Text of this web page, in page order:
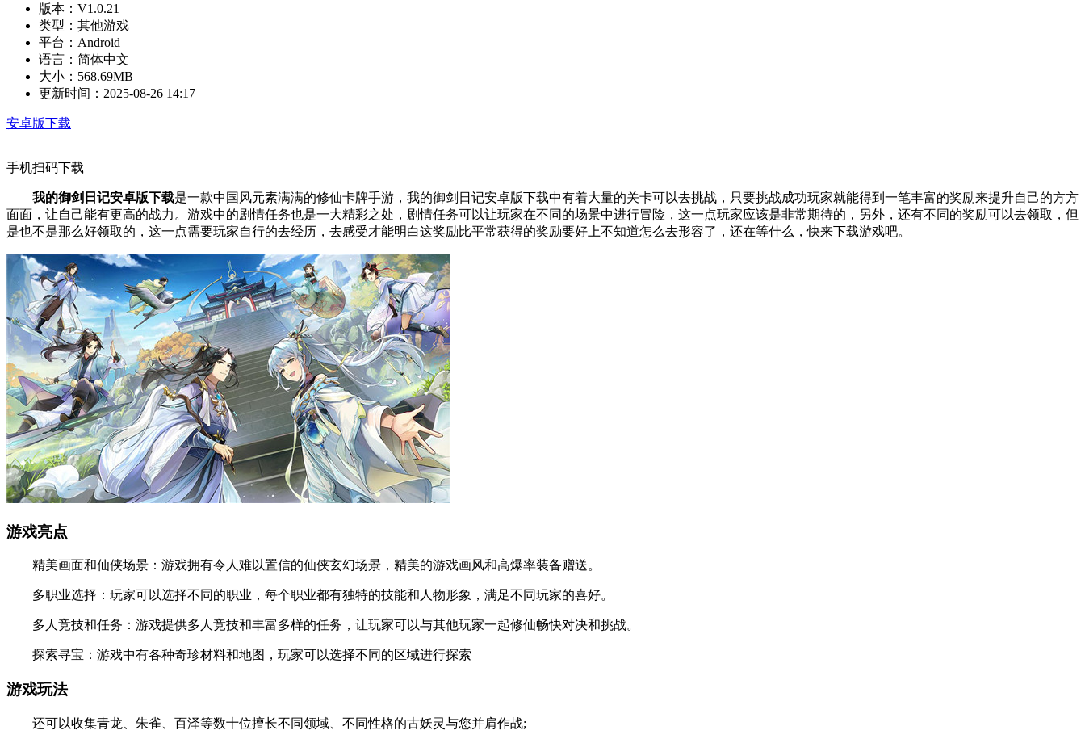
版本： V1.0.21
类型： 其他游戏
平台： Android
语言： 简体中文
大小： 568.69MB
更新时间： 2025-08-26 14:17
安卓版下载
手机扫码下载
我的御剑日记安卓版下载是一款中国风元素满满的修仙卡牌手游，我的御剑日记安卓版下载中有着大量的关卡可以去挑战，只要挑战成功玩家就能得到一笔丰富的奖励来提升自己的方方
面面，让自己能有更高的战力。游戏中的剧情任务也是一大精彩之处，剧情任务可以让玩家在不同的场景中进行冒险，这一点玩家应该是非常期待的，另外，还有不同的奖励可以去领取，但
是也不是那么好领取的，这一点需要玩家自行的去经历，去感受才能明白这奖励比平常获得的奖励要好上不知道怎么去形容了，还在等什么，快来下载游戏吧。
游戏亮点
精美画面和仙侠场景：游戏拥有令人难以置信的仙侠玄幻场景，精美的游戏画风和高爆率装备赠送。
多职业选择：玩家可以选择不同的职业，每个职业都有独特的技能和人物形象，满足不同玩家的喜好。
多人竞技和任务：游戏提供多人竞技和丰富多样的任务，让玩家可以与其他玩家一起修仙畅快对决和挑战。
探索寻宝：游戏中有各种奇珍材料和地图，玩家可以选择不同的区域进行探索
游戏玩法
还可以收集青龙、朱雀、百泽等数十位擅长不同领域、不同性格的古妖灵与您并肩作战;